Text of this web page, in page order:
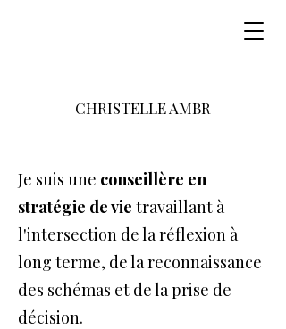
CHRISTELLE AMBR
Je suis une conseillère en
stratégie de vie travaillant à
l'intersection de la réflexion à
long terme, de la reconnaissance
des schémas et de la prise de
décision.